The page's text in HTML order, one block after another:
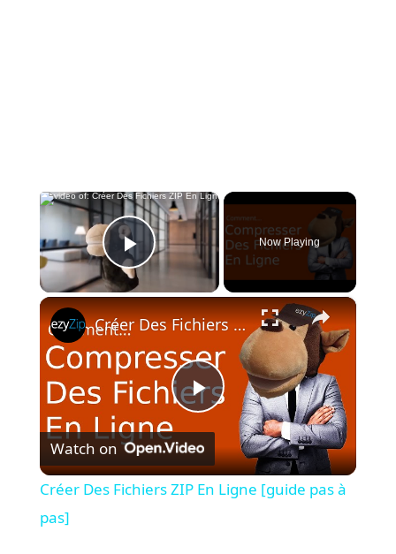
×
Play Video
Now Playing
×
P
l
Créer Des Fichiers ZIP En Ligne [guide pas à pas]
Watch on
Créer Des Fichiers ZIP En Ligne [guide pas à
pas]